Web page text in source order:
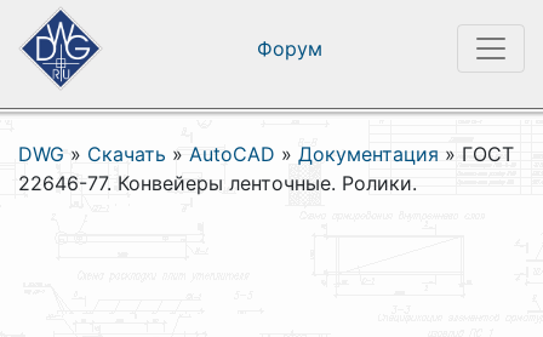
Форум
DWG » Скачать » AutoCAD » Документация » ГОСТ
22646-77. Конвейеры ленточные. Ролики.